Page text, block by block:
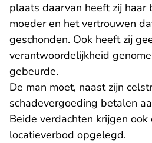
plaats daarvan heeft zij haar
moeder en het vertrouwen
geschonden. Ook heeft zij
verantwoordelijkheid
gebeurde.
De man moet, naast zijn
schadevergoeding betalen
Beide verdachten krijgen ook
locatieverbod opgelegd.